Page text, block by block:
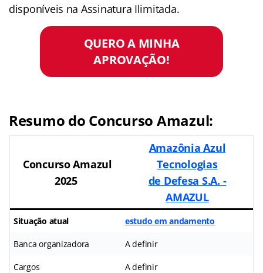
disponíveis na Assinatura Ilimitada.
QUERO A MINHA
APROVAÇÃO!
Resumo do Concurso Amazul:
Concurso Amazul
2025
Amazônia Azul
Tecnologias
de Defesa S.A. -
AMAZUL
Situação atual estudo em andamento
Banca organizadora A definir
Cargos A definir